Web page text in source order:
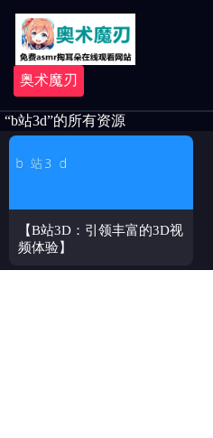
奥术魔刃
“b站3d”的所有资源
【B站3D：引领丰富的3D视
频体验】